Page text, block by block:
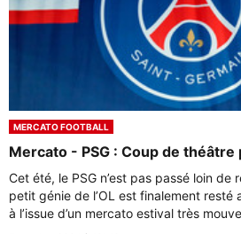
MERCATO FOOTBALL
Mercato - PSG : Coup de théâtre
Cet été, le PSG n’est pas passé loin de
petit génie de l’OL est finalement resté
à l’issue d’un mercato estival très